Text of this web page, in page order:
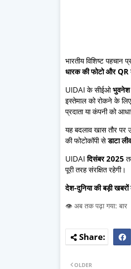
भारतीय विशिष्ट
धारक की फोटो और QR
UIDAI के सीईओभुवनेश
इस्तेमाल को रोकने के
प्रदाता या कंपनी को
यह बदलाव खास तौर पर
की फोटोकॉपी सेडाटा
UIDAIदिसंबर 2025
पूरी तरह संरक्षित रहेगी।
देश-दुनिया की बड़ी
👁️ अब तक पढ़ा गया: बार
OLDER